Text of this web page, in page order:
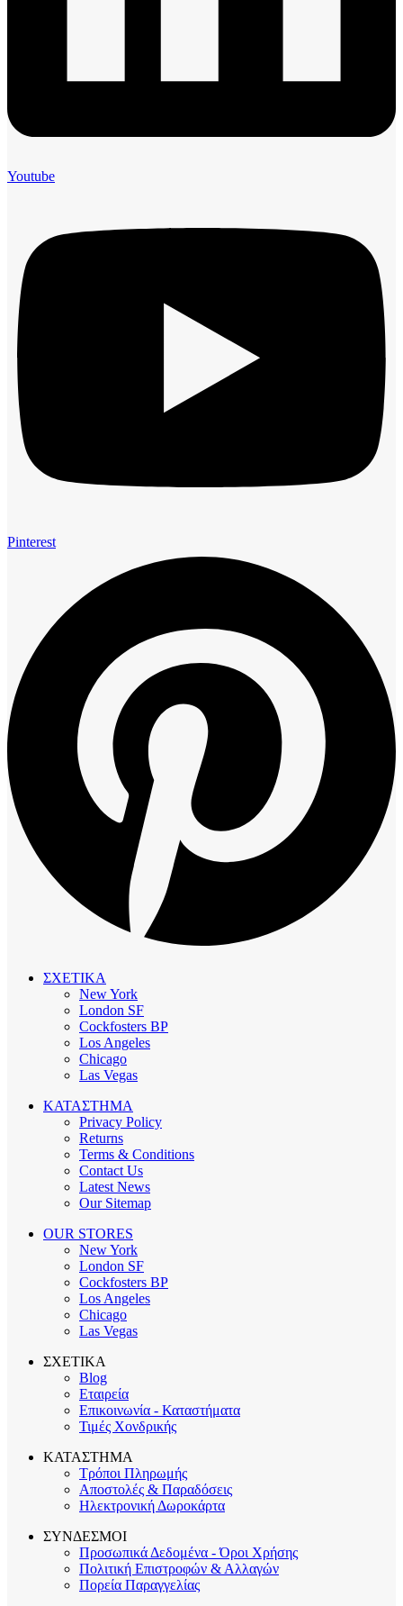
Youtube
Pinterest
ΣΧΕΤΙΚΑ
New York
London SF
Cockfosters BP
Los Angeles
Chicago
Las Vegas
ΚΑΤΑΣΤΗΜΑ
Privacy Policy
Returns
Terms & Conditions
Contact Us
Latest News
Our Sitemap
OUR STORES
New York
London SF
Cockfosters BP
Los Angeles
Chicago
Las Vegas
ΣΧΕΤΙΚΑ
Blog
Εταιρεία
Επικοινωνία - Καταστήματα
Τιμές Χονδρικής
ΚΑΤΑΣΤΗΜΑ
Τρόποι Πληρωμής
Αποστολές & Παραδόσεις
Ηλεκτρονική Δωροκάρτα
ΣΥΝΔΕΣΜΟΙ
Προσωπικά Δεδομένα - Όροι Χρήσης
Πολιτική Επιστροφών & Αλλαγών
Πορεία Παραγγελίας